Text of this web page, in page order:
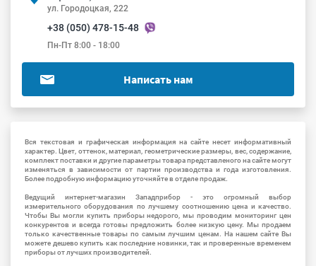
ул. Городоцкая, 222
+38 (050) 478-15-48
Пн-Пт 8:00 - 18:00
Написать нам
Вся текстовая и графическая информация на сайте несет информативный
характер. Цвет, оттенок, материал, геометрические размеры, вес, содержание,
комплект поставки и другие параметры товара представленого на сайте могут
изменяться в зависимости от партии производства и года изготовления.
Более подробную информацию уточняйте в отделе продаж.
Ведущий интернет-магазин Западприбор - это огромный выбор
измерительного оборудования по лучшему соотношению цена и качество.
Чтобы Вы могли купить приборы недорого, мы проводим мониторинг цен
конкурентов и всегда готовы предложить более низкую цену. Мы продаем
только качественные товары по самым лучшим ценам. На нашем сайте Вы
можете дешево купить как последние новинки, так и проверенные временем
приборы от лучших производителей.